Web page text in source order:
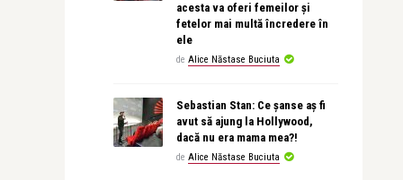
acesta va oferi femeilor și
fetelor mai multă încredere în
ele
de Alice Năstase Buciuta
Sebastian Stan: Ce șanse aș fi
avut să ajung la Hollywood,
dacă nu era mama mea?!
de Alice Năstase Buciuta